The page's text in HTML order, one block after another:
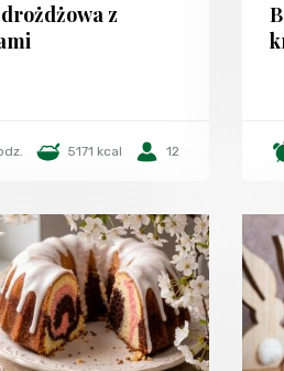
z
5171 kcal 12